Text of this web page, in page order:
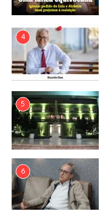
4
5
6